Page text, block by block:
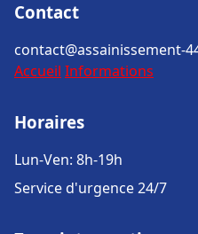
Contact
contact@assainissement-
Accueil Informations
Horaires
Lun-Ven: 8h-19h
Service d'urgence 24/7